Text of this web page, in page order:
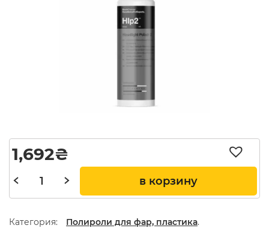
1,692₴
в корзину
Категория: Полироли для фар, пластика.